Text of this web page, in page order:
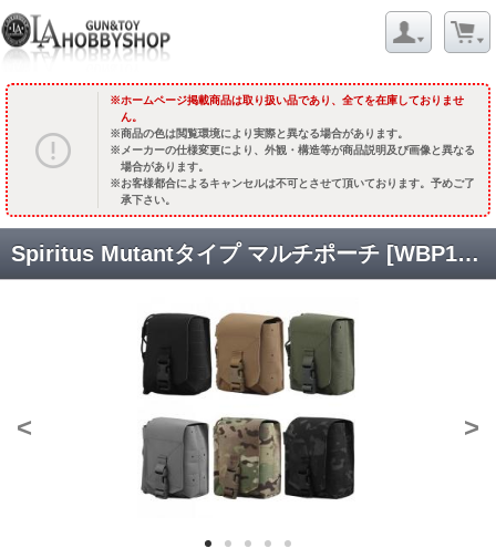
ホームページ掲載商品は取り扱い品であり、全てを在庫しておりませ
ん。
商品の色は閲覧環境により実際と異なる場合があります。
メーカーの仕様変更により、外観・構造等が商品説明及び画像と異なる
場合があります。
お客様都合によるキャンセルは不可とさせて頂いております。予めご了
承下さい。
Spiritus Mutantタイプ マルチポーチ [WBP105] [取寄]
< >